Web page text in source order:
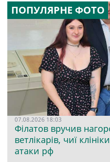
ПОПУЛЯРНЕ ФОТО
07.08.2026 18:03
Філатов вручив
ветлікарів, чиї
атаки рф